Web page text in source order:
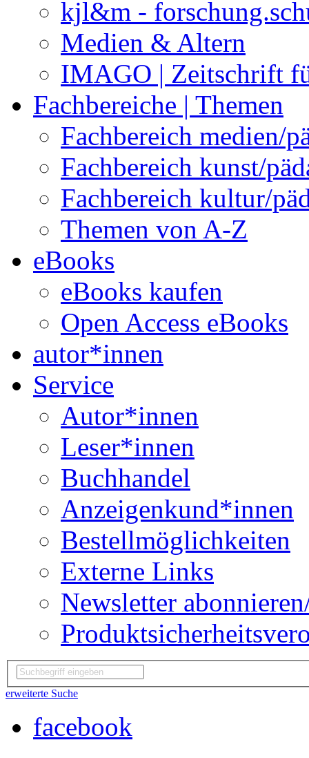
kjl&m -
Medien & Altern
IMAGO | Zeitschrift
Fachbereiche | Themen
Fachbereich medien/
Fachbereich kunst/
Fachbereich kultur/
Themen von A-Z
eBooks
eBooks kaufen
Open Access eBooks
autor*innen
Service
Autor*innen
Leser*innen
Buchhandel
Anzeigenkund*innen
Bestellmöglichkeiten
Externe Links
Newsletter
erweiterte Suche
facebook